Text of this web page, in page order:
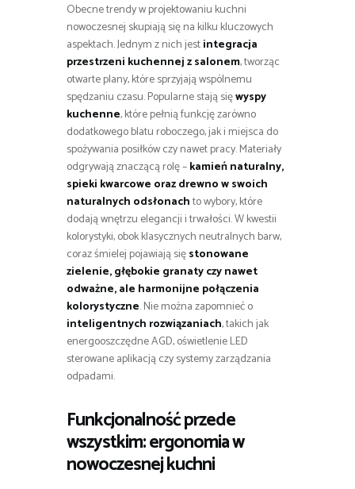
Obecne trendy w projektowaniu kuchni
nowoczesnej skupiają się na kilku kluczowych
aspektach. Jednym z nich jestintegracja
przestrzeni kuchennej z salonem, tworząc
otwarte plany, które sprzyjają wspólnemu
spędzaniu czasu. Popularne stają sięwyspy
kuchenne, które pełnią funkcję zarówno
dodatkowego blatu roboczego, jak i miejsca do
spożywania posiłków czy nawet pracy. Materiały
odgrywają znaczącą rolę –kamień naturalny,
spieki kwarcowe oraz drewno w swoich
naturalnych odsłonachto wybory, które
dodają wnętrzu elegancji i trwałości. W kwestii
kolorystyki, obok klasycznych neutralnych barw,
coraz śmielej pojawiają sięstonowane
zielenie, głębokie granaty czy nawet
odważne, ale harmonijne połączenia
kolorystyczne. Nie można zapomnieć o
inteligentnych rozwiązaniach, takich jak
energooszczędne AGD, oświetlenie LED
sterowane aplikacją czy systemy zarządzania
odpadami.
Funkcjonalność przede
wszystkim: ergonomia w
nowoczesnej kuchni